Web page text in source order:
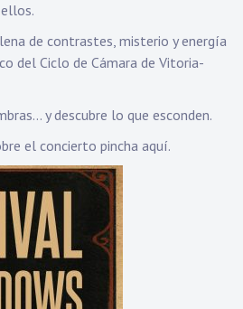
de contrastes, misterio y energía
del Ciclo de Cámara de Vitoria-
y descubre lo que esconden.
el concierto pincha aquí.